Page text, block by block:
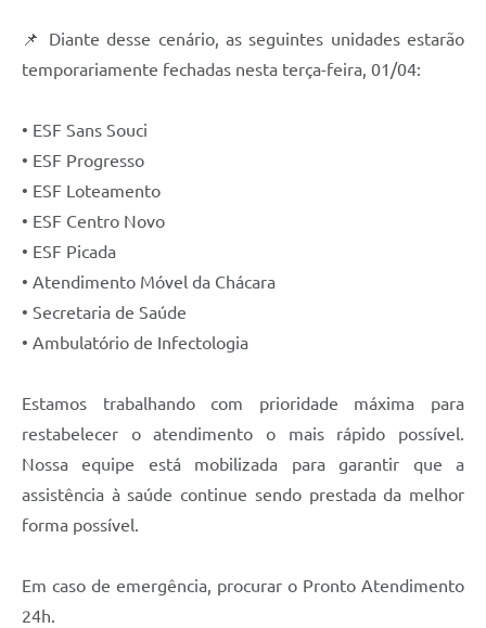
📌 Diante desse cenário, as seguintes unidades estarão
temporariamente fechadas nesta terça-feira, 01/04:
• ESF Sans Souci
• ESF Progresso
• ESF Loteamento
• ESF Centro Novo
• ESF Picada
• Atendimento Móvel da Chácara
• Secretaria de Saúde
• Ambulatório de Infectologia
Estamos trabalhando com prioridade máxima para
restabelecer o atendimento o mais rápido possível.
Nossa equipe está mobilizada para garantir que a
assistência à saúde continue sendo prestada da melhor
forma possível.
Em caso de emergência, procurar o Pronto Atendimento
24h.